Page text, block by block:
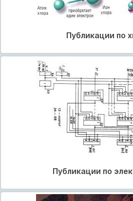
Публикации по
Публикации по